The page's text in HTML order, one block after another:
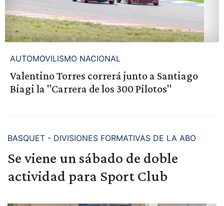
AUTOMOVILISMO NACIONAL
Valentino Torres correrá junto a Santiago
Biagi la "Carrera de los 300 Pilotos"
BASQUET - DIVISIONES FORMATIVAS DE LA ABO
Se viene un sábado de doble
actividad para Sport Club